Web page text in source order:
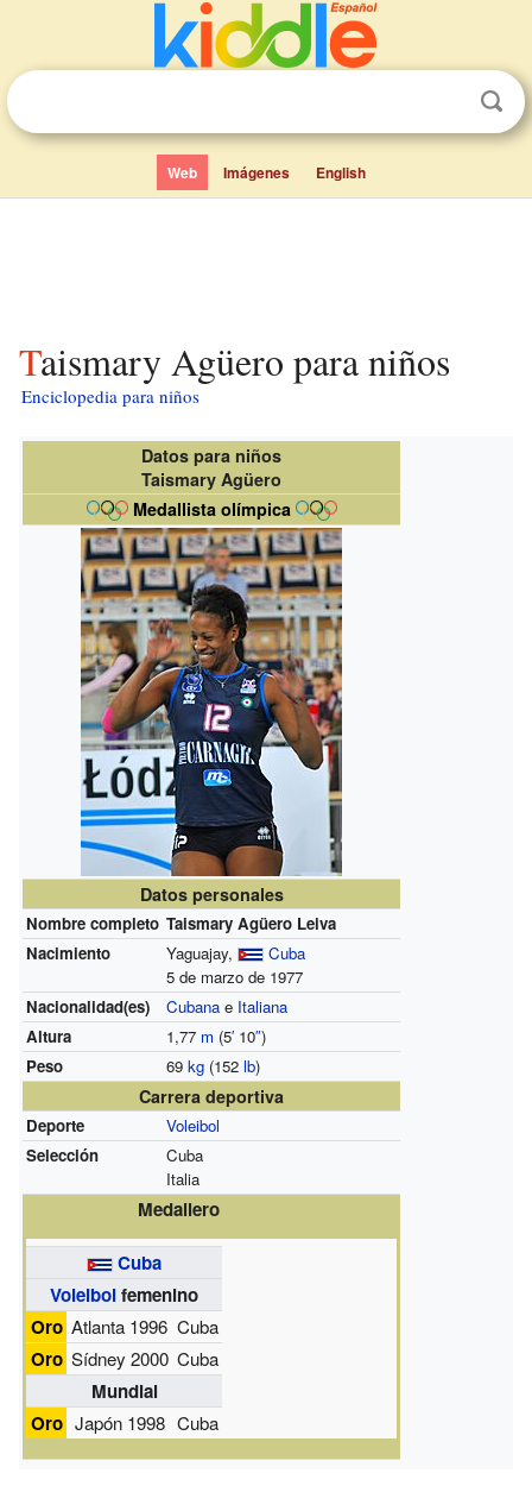
Web Imágenes English
Taismary Agüero para niños
Enciclopedia para niños
Datos para niños
Taismary Agüero
Medallista olímpica
Datos personales
Nombre completo Taismary Agüero Leiva
Nacimiento
Yaguajay,
Cuba
5 de marzo de 1977
Nacionalidad(es)
Cubanae Italiana
Altura
1,77 m (5′10″)
Peso
69 kg(152 lb)
Carrera deportiva
Deporte
Voleibol
Selección
Cuba
Italia
Medallero
Cuba
Voleibolfemenino
Oro Atlanta 1996 Cuba
Oro Sídney 2000 Cuba
Mundial
Oro Japón 1998 Cuba